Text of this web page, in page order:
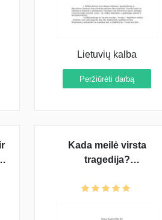
Lietuvių kalba
Peržiūrėti darbą
Kada meilė virsta
tragedija?